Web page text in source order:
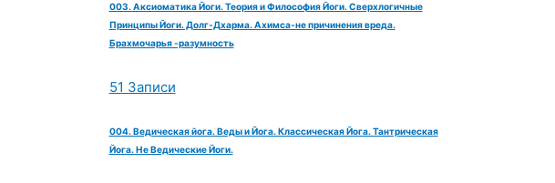
003. Аксиоматика Йоги. Теория и Философия Йоги. Сверхлогичные
Принципы Йоги. Долг-Дхарма. Ахимса-не причинения вреда.
Брахмочарья -разумность
51 Записи
004. Ведическая йога. Веды и Йога. Классическая Йога. Тантрическая
Йога. Не Ведические Йоги.